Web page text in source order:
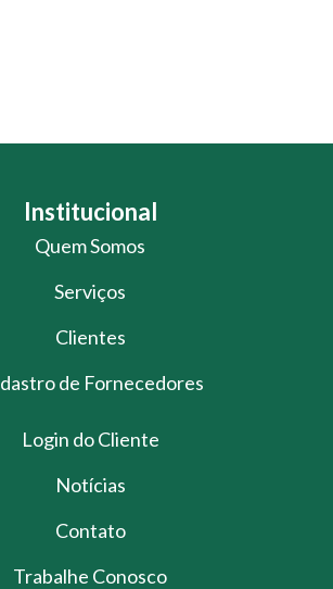
Institucional
Quem Somos
Serviços
Clientes
de Fornecedores
Login do Cliente
Notícias
Contato
Trabalhe Conosco